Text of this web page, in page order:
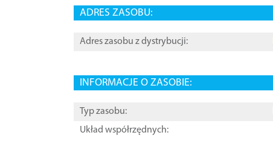
ADRES ZASOBU:
Adres zasobu z dystrybucji:
INFORMACJE O ZASOBIE:
Typ zasobu:
Układ współrzędnych: